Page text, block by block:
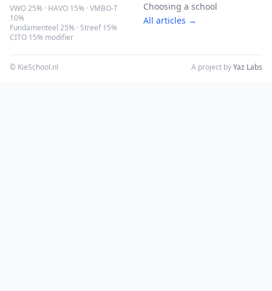
VWO 25% · HAVO 15% · VMBO-T
10%
Fundamenteel 25% · Streef 15%
CITO 15% modifier
Choosing a school
All articles →
© KieSchool.nl A project byYaz Labs